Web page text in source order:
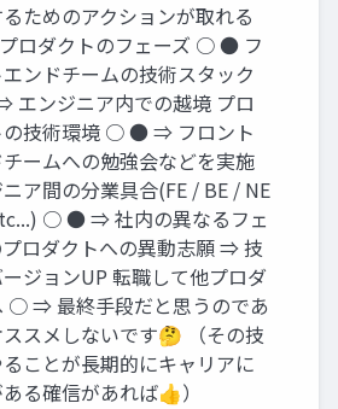
ためのアクションが取れる
ロダクトのフェーズ ○ ● フ
ンドチームの技術スタック
ンジニア内での越境 プロ
の技術環境 ○ ● ⇒ フロント
ームへの勉強会などを実施
ア間の分業具合(FE / BE / NE
○ ● ⇒ 社内の異なるフェ
ロダクトへの異動志願 ⇒ 技
ジョンUP 転職して他プロダ
○ ⇒ 最終手段だと思うのであ
ススメしないです🤔 （その技
ことが長期的にキャリアに
る確信があれば👍）